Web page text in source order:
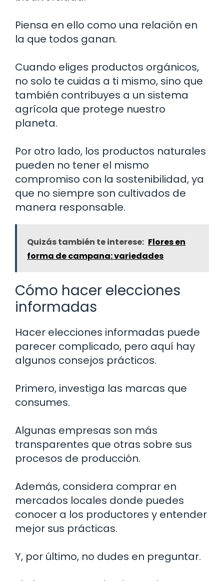
Piensa en ello como una relación en
la que todos ganan.
Cuando eliges productos orgánicos,
no solo te cuidas a ti mismo, sino que
también contribuyes a un sistema
agrícola que protege nuestro
planeta.
Por otro lado, los productos naturales
pueden no tener el mismo
compromiso con la sostenibilidad, ya
que no siempre son cultivados de
manera responsable.
Quizás también te interese: Flores en
forma de campana: variedades
Cómo hacer elecciones
informadas
Hacer elecciones informadas puede
parecer complicado, pero aquí hay
algunos consejos prácticos.
Primero, investiga las marcas que
consumes.
Algunas empresas son más
transparentes que otras sobre sus
procesos de producción.
Además, considera comprar en
mercados locales donde puedes
conocer a los productores y entender
mejor sus prácticas.
Y, por último, no dudes en preguntar.